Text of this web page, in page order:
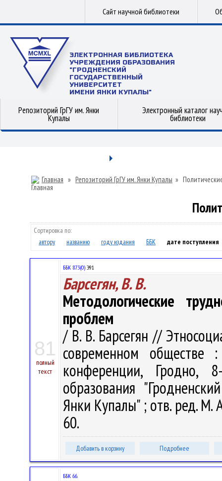
Сайт научной библиотеки
ЭЛЕКТРОННАЯ БИБЛИОТЕКА
УЧРЕЖДЕНИЯ ОБРАЗОВАНИЯ
"ГРОДНЕНСКИЙ
ГОСУДАРСТВЕННЫЙ
УНИВЕРСИТЕТ
ИМЕНИ ЯНКИ КУПАЛЫ"
Репозиторий ГрГУ им. Янки
Купалы
Электронный каталог
библиотеки
Главная » Репозиторий ГрГУ им. Янки Купалы »
Сортировка по:
автору
названию году издания ББК дате поступления
81
полный
текст
ББК 87.3(0) Э91
Барсегян, В. В.
Методологические
проблем
/ В. В. Барсегян //
современном обществе
конференции,
образования
Янки Купалы" ; отв. ред. М.
60.
Добавить в корзину Подробнее
ББК 66.